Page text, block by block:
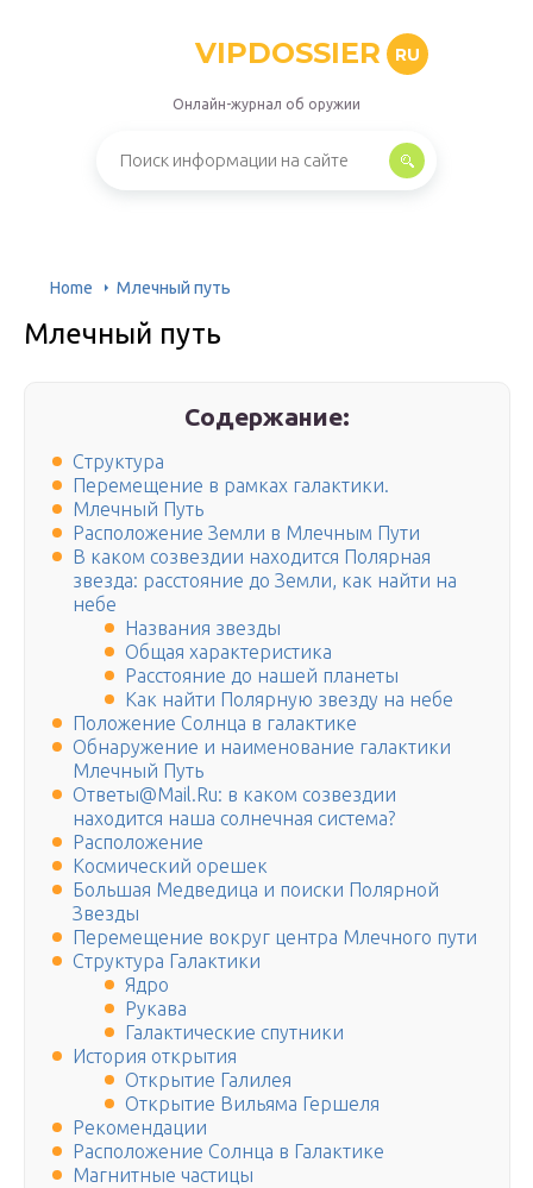
VIPDOSSIER RU
Онлайн-журнал об оружии
Home Млечный путь
Млечный путь
Содержание:
Структура
Перемещение в рамках галактики.
Млечный Путь
Расположение Земли в Млечным Пути
В каком созвездии находится Полярная
звезда: расстояние до Земли, как найти на
небе
Названия звезды
Общая характеристика
Расстояние до нашей планеты
Как найти Полярную звезду на небе
Положение Солнца в галактике
Обнаружение и наименование галактики
Млечный Путь
Ответы@Mail.Ru: в каком созвездии
находится наша солнечная система?
Расположение
Космический орешек
Большая Медведица и поиски Полярной
Звезды
Перемещение вокруг центра Млечного пути
Структура Галактики
Ядро
Рукава
Галактические спутники
История открытия
Открытие Галилея
Открытие Вильяма Гершеля
Рекомендации
Расположение Солнца в Галактике
Магнитные частицы